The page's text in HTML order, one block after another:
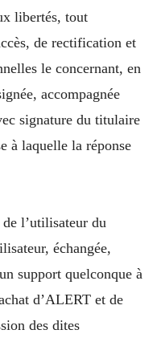
libertés, tout
de rectification et
le concernant, en
accompagnée
signature du titulaire
à laquelle la réponse
l’utilisateur du
échangée,
support quelconque à
d’ALERT et de
des dites